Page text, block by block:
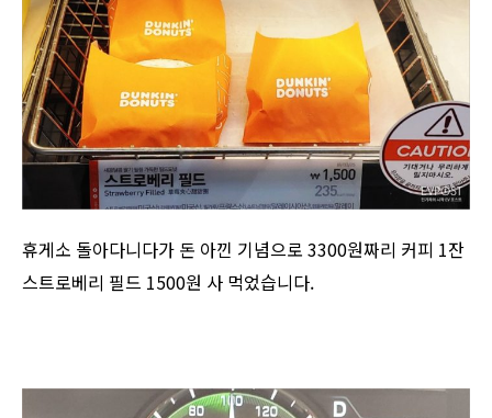
휴게소 돌아다니다가 돈 아낀 기념으로 3300원짜리 커피 1잔
스트로베리 필드 1500원 사 먹었습니다.